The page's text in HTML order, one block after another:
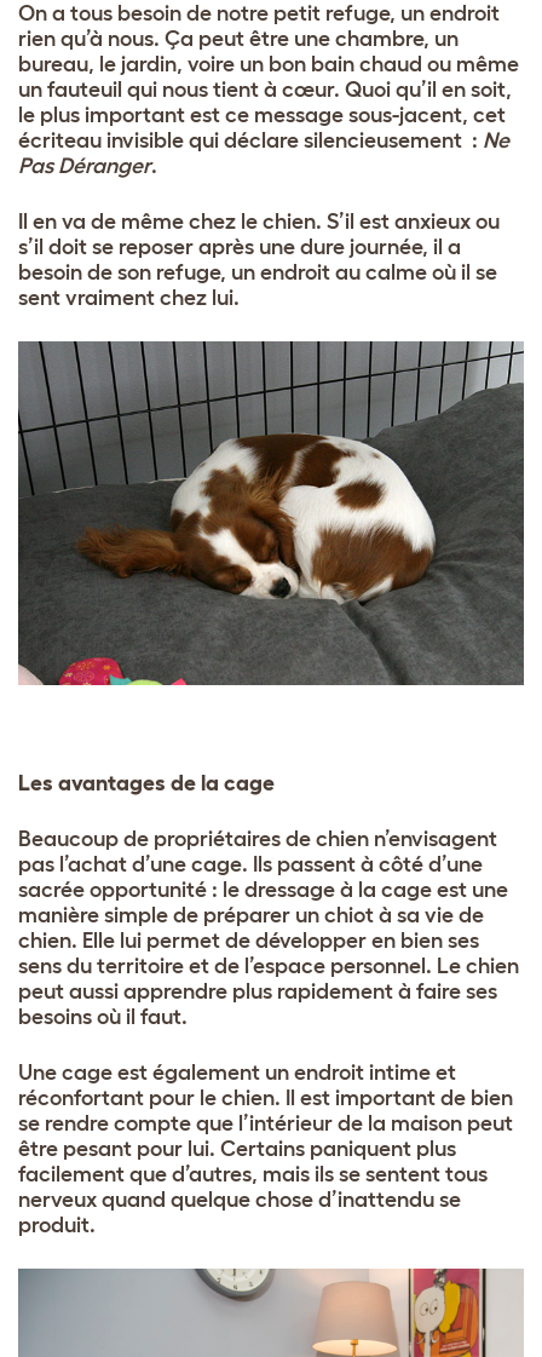
On a tous besoin de notre petit refuge, un endroit
rien qu’à nous. Ça peut être une chambre, un
bureau, le jardin, voire un bon bain chaud ou même
un fauteuil qui nous tient à cœur. Quoi qu’il en soit,
le plus important est ce message sous-jacent, cet
écriteau invisible qui déclare silencieusement : Ne
Pas Déranger.
Il en va de même chez le chien. S’il est anxieux ou
s’il doit se reposer après une dure journée, il a
besoin de son refuge, un endroit au calme où il se
sent vraiment chez lui.
Les avantages de la cage
Beaucoup de propriétaires de chien n’envisagent
pas l’achat d’une cage. Ils passent à côté d’une
sacrée opportunité : le dressage à la cage est une
manière simple de préparer un chiot à sa vie de
chien. Elle lui permet de développer en bien ses
sens du territoire et de l’espace personnel. Le chien
peut aussi apprendre plus rapidement à faire ses
besoins où il faut.
Une cage est également un endroit intime et
réconfortant pour le chien. Il est important de bien
se rendre compte que l’intérieur de la maison peut
être pesant pour lui. Certains paniquent plus
facilement que d’autres, mais ils se sentent tous
nerveux quand quelque chose d’inattendu se
produit.